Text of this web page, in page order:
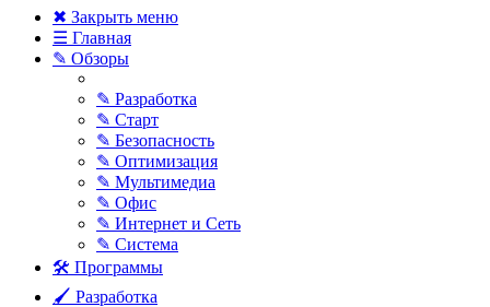
✖ Закрыть меню
☰ Главная
✎ Обзоры
✎ Разработка
✎ Старт
✎ Безопасность
✎ Оптимизация
✎ Мультимедиа
✎ Офис
✎ Интернет и Сеть
✎ Система
🛠 Программы
🖌 Разработка